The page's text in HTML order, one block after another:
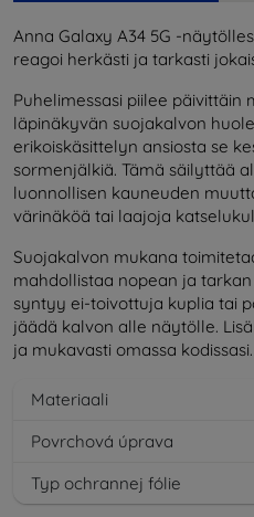
Anna Galaxy A34 5G -
reagoi herkästi ja tarkasti
Puhelimessasi piilee päivittäin
läpinäkyvän suojakalvon
erikoiskäsittelyn ansiosta se
sormenjälkiä. Tämä säilyttää
luonnollisen kauneuden
värinäköä tai laajoja
Suojakalvon mukana
mahdollistaa nopean ja
syntyy ei-toivottuja kuplia tai
jäädä kalvon alle näytölle.
ja mukavasti omassa kodissasi.
Materiaali
Povrchová úprava
Typ ochrannej fólie